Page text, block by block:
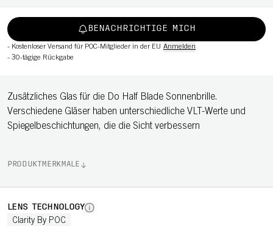
BENACHRICHTIGE MICH
- Kostenloser Versand für POC-Mitglieder in der EU Anmelden
- 30-tägige Rückgabe
Zusätzliches Glas für die Do Half Blade Sonnenbrille.
Verschiedene Gläser haben unterschiedliche VLT-Werte und
Spiegelbeschichtungen, die die Sicht verbessern
PRODUKTMERKMALE
LENS TECHNOLOGY
Clarity By POC